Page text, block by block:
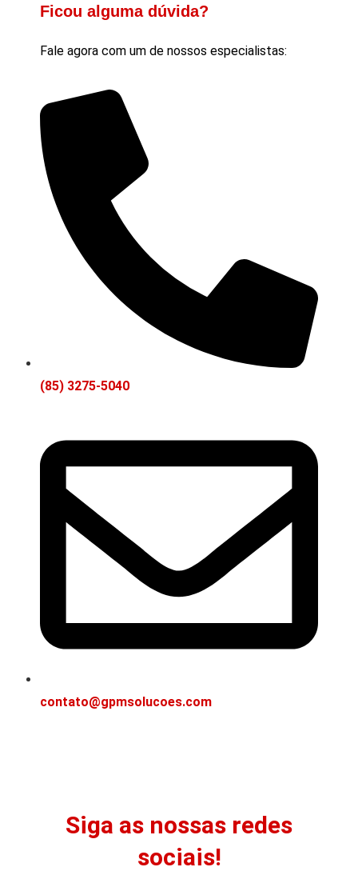
Ficou alguma dúvida?
Fale agora com um de nossos especialistas:
(85) 3275-5040
contato@gpmsolucoes.com
Siga as nossas redes
sociais!